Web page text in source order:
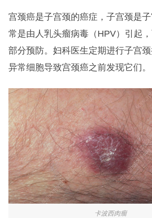
宫颈癌是子宫颈的癌症，子宫颈是
常是由人乳头瘤病毒（HPV）引起
部分预防。妇科医生定期进行子宫
异常细胞导致宫颈癌之前发现它们。
卡波西肉瘤